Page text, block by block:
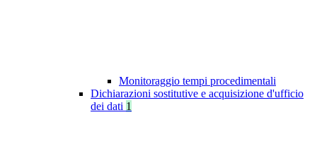
Monitoraggio tempi procedimentali
Dichiarazioni sostitutive e acquisizione d'ufficio
dei dati 1